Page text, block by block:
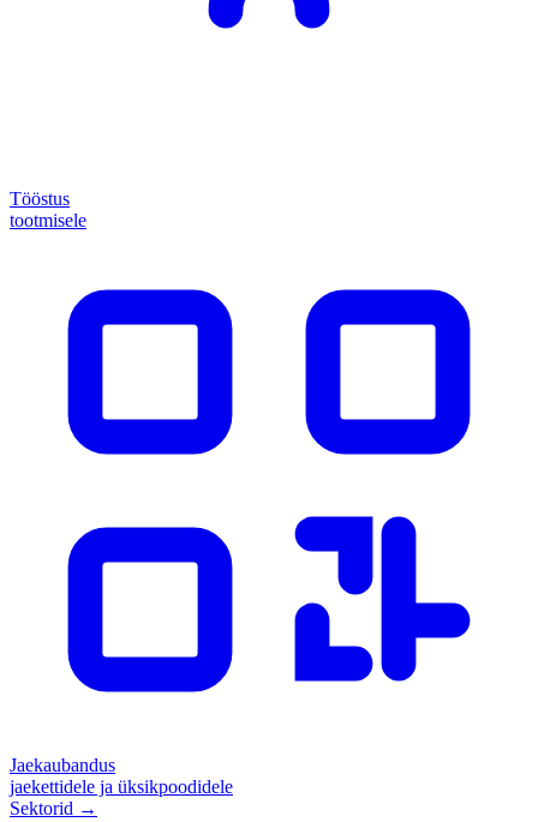
Tööstus
tootmisele
Jaekaubandus
jaekettidele ja üksikpoodidele
Sektorid →